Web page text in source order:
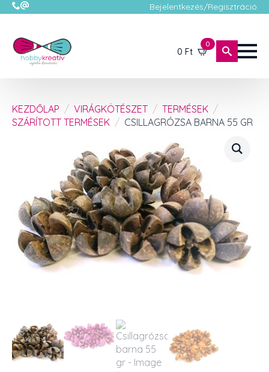
Bejelentkezés/Regisztráció
0 Ft
0
KEZDŐLAP VIRÁGKÖTÉSZET
TERMÉSEK
SZÁRÍTOTT TERMÉSEK
CSILLAGRÓZSA BARNA 55 GR